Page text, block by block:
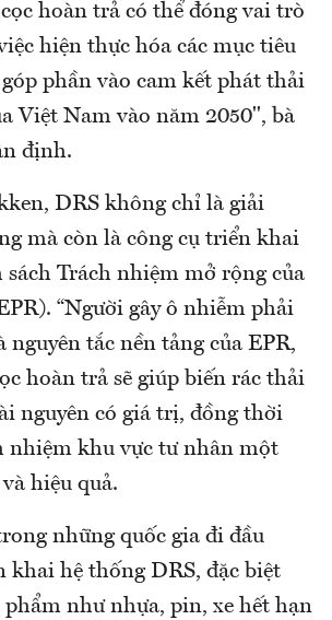
hoàn trả có thể đóng vai trò
hiện thực hóa các mục tiêu
phần vào cam kết phát thải
Việt Nam vào năm 2050", bà
định.
DRS không chỉ là giải
mà còn là công cụ triển khai
Trách nhiệm mở rộng của
“Người gây ô nhiễm phải
nguyên tắc nền tảng của EPR,
hoàn trả sẽ giúp biến rác thải
nguyên có giá trị, đồng thời
nhiệm khu vực tư nhân một
hiệu quả.
những quốc gia đi đầu
khai hệ thống DRS, đặc biệt
phẩm như nhựa, pin, xe hết hạn